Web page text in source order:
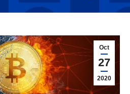
Estás aquí:
Oct
27
2020